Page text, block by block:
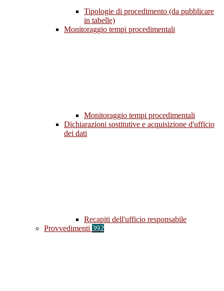
Tipologie di procedimento (da pubblicare
in tabelle)
Monitoraggio tempi procedimentali
Monitoraggio tempi procedimentali
Dichiarazioni sostitutive e acquisizione d'ufficio
dei dati
Recapiti dell'ufficio responsabile
Provvedimenti 392